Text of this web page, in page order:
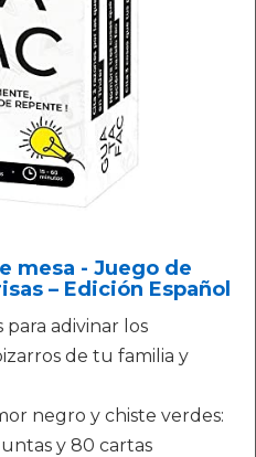
mesa - Juego de
– Edición Español
para adivinar los
de tu familia y
negro y chiste verdes:
y 80 cartas